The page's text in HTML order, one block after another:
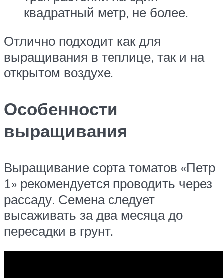
квадратный метр, не более.
Отлично подходит как для
выращивания в теплице, так и на
открытом воздухе.
Особенности
выращивания
Выращивание сорта томатов «Петр
1» рекомендуется проводить через
рассаду. Семена следует
высаживать за два месяца до
пересадки в грунт.